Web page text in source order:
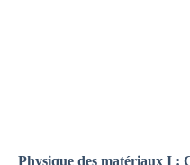
Physique des matériaux I :